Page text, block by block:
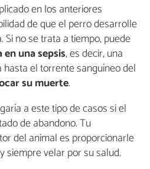
en los anteriores
de que el perro desarrolle
Si no se trata a tiempo, puede
en unasepsis, es decir, una
el torrente sanguíneo del
su muerte.
a este tipo de casos si el
de abandono. Tu
del animal es proporcionarle
siempre velar por su salud.